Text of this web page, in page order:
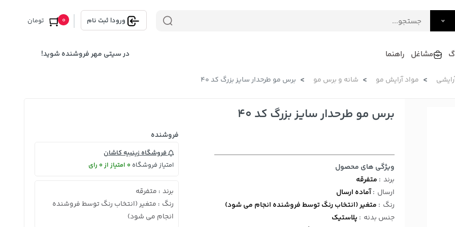
ورود| ثبت نام تومان 0
فرآورده های لبنی
دکوراسیون داخلی و تزئینی
سرو و پذیرایی
مشاغل راهنما در سیتی مهر فروشنده شوید!
مواد آرایش مو شانه و برس مو برس مو طرحدار سایز بزرگ کد 40
برس مو طرحدار سایز بزرگ کد 40
ویژگی های محصول
برند : متفرقه
ارسال :آماده ارسال
رنگ : متغیر (انتخاب رنگ توسط فروشنده انجام می شود)
جنس بدنه : پلاستیک
فروشنده
فروشگاه زینبیه کاشان
امتیاز فروشگاه0 امتیاز از 0 رای
برند : متفرقه
رنگ : متغیر (انتخاب رنگ توسط فروشنده
انجام می شود)